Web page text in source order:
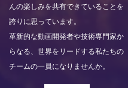
んの楽しみを共有できていることを
誇りに思っています。
革新的な動画開発者や技術専門家か
らなる、世界をリードする私たちの
チームの一員になりませんか。